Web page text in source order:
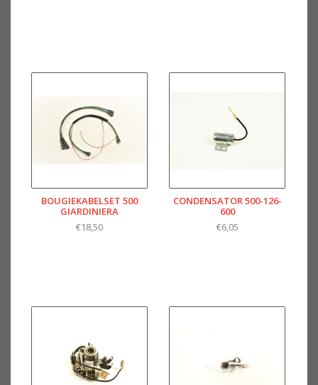
BOUGIEKABELSET 500
GIARDINIERA
€18,50
CONDENSATOR 500-126-
600
€6,05